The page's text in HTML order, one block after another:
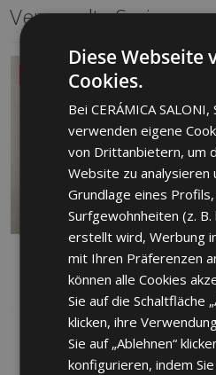
Verwandte Serien
DANDY
ROT, FEINSTEINZEUG, WEISS
Diese Webseite
Cookies.
Bei CERÁMICA SALONI,
verwenden eigene
von Drittanbietern, um
Website zu analysieren
Grundlage eines
Surfgewohnheiten (z.
erstellt wird, Werbung
mit Ihren Präferenzen
können alle Cookies
Sie auf die Schaltfläche
klicken, ihre
Sie auf „Ablehnen“
konfigurieren, indem